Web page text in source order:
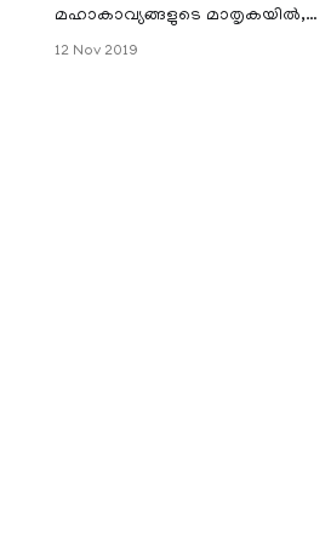
മഹാകാവ്യങ്ങളുടെ മാതൃകയിൽ,
12 Nov 2019